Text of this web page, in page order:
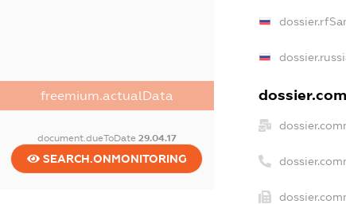
freemium.actualData
document.dueToDate 29.04.17
SEARCH.ONMONITORING